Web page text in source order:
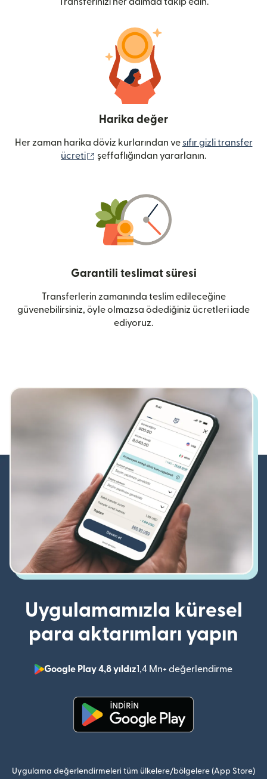
Harika değer
Her zaman harika döviz kurlarından ve sıfır gizli transfer
ücreti
(yeni pencerede açılır)
şeffaflığından yararlanın.
Garantili teslimat süresi
Transferlerin zamanında teslim edileceğine
güvenebilirsiniz, öyle olmazsa ödediğiniz ücretleri iade
ediyoruz.
Uygulamamızla küresel
para aktarımları yapın
Google Play 4,8 yıldız1,4 Mn+ değerlendirme
Uygulama değerlendirmeleri tüm ülkelere/bölgelere (App Store)